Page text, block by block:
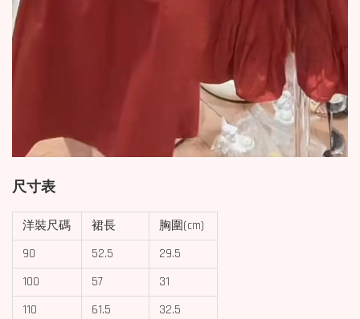
尺寸表
洋裝尺碼 裙長
胸圍(cm)
90
52.5
29.5
100
57
31
110
61.5
32.5